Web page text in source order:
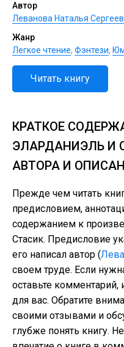
Автор
Леванова Наталья
Жанр
Легкое чтение, Фэнтези,
Читать книгу
КРАТКОЕ
ЭЛАРДАНИЭЛЬ И
АВТОРА И
Прежде чем читать
предисловием,
содержанием к
Стасик. Предисловие
его написал автор (
своем труде. Если
оставьте
для вас. Обратите
своими отзывами и
глубже понять книгу.